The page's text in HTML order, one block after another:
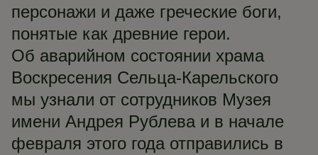
персонажи и даже греческие боги,
понятые как древние герои.
Об аварийном состоянии храма
Воскресения Сельца-Карельского
мы узнали от сотрудников Музея
имени Андрея Рублева и в начале
февраля этого года отправились в